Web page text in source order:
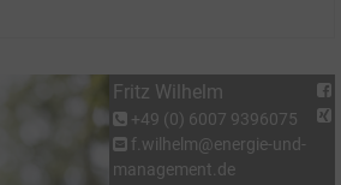
Fritz Wilhelm
+49 (0) 6007 9396075
f.wilhelm@energie-und-
management.de